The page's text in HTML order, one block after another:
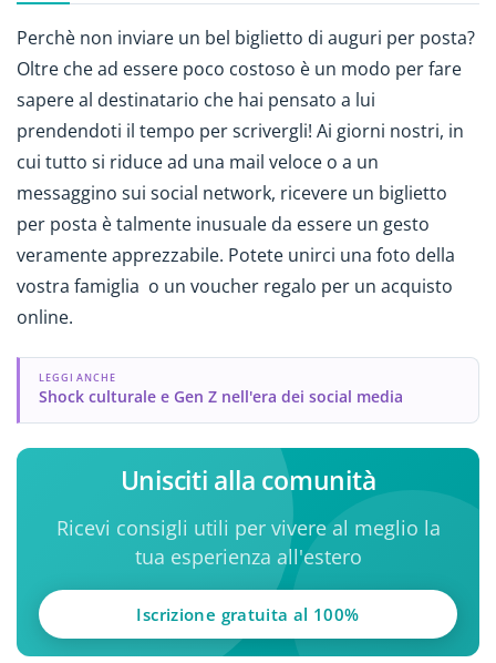
Perchè non inviare un bel biglietto di auguri per posta?
Oltre che ad essere poco costoso è un modo per fare
sapere al destinatario che hai pensato a lui
prendendoti il tempo per scrivergli! Ai giorni nostri, in
cui tutto si riduce ad una mail veloce o a un
messaggino sui social network, ricevere un biglietto
per posta è talmente inusuale da essere un gesto
veramente apprezzabile. Potete unirci una foto della
vostra famiglia o un voucher regalo per un acquisto
online.
LEGGI ANCHE
Shock culturale e Gen Z nell'era dei social media
Unisciti alla comunità
Ricevi consigli utili per vivere al meglio la
tua esperienza all'estero
Iscrizione gratuita al 100%